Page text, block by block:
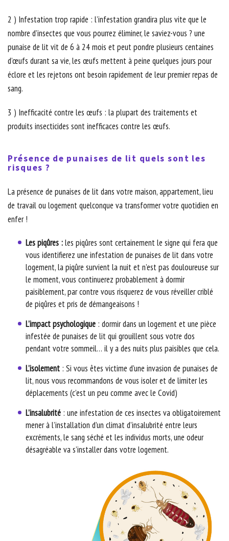
2 ) Infestation trop rapide : l’infestation grandira plus vite que le
nombre d’insectes que vous pourrez éliminer, le saviez-vous ? une
punaise de lit vit de 6 à 24 mois et peut pondre plusieurs centaines
d’œufs durant sa vie, les œufs mettent à peine quelques jours pour
éclore et les rejetons ont besoin rapidement de leur premier repas de
sang.
3 ) Inefficacité contre les œufs : la plupart des traitements et
produits insecticides sont inefficaces contre les œufs.
Présence de punaises de lit quels sont les
risques ?
La présence de punaises de lit dans votre maison, appartement, lieu
de travail ou logement quelconque va transformer votre quotidien en
enfer !
Les piqûres :les piqûres sont certainement le signe qui fera que
vous identifierez une infestation de punaises de lit dans votre
logement, la piqûre survient la nuit et n’est pas douloureuse sur
le moment, vous continuerez probablement à dormir
paisiblement, par contre vous risquerez de vous réveiller criblé
de piqûres et pris de démangeaisons !
L’impact psychologique : dormir dans un logement et une pièce
infestée de punaises de lit qui grouillent sous votre dos
pendant votre sommeil… il y a des nuits plus paisibles que cela.
L’isolement : Si vous êtes victime d’une invasion de punaises de
lit, nous vous recommandons de vous isoler et de limiter les
déplacements (c’est un peu comme avec le Covid)
L’insalubrité : une infestation de ces insectes va obligatoirement
mener à l’installation d’un climat d’insalubrité entre leurs
excréments, le sang séché et les individus morts, une odeur
désagréable va s’installer dans votre logement.